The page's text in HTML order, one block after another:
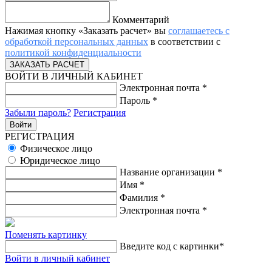
Комментарий
Нажимая кнопку «Заказать расчет» вы соглашаетесь с
обработкой персональных данных в соответствии с
политикой конфиденциальности
ВОЙТИ В ЛИЧНЫЙ КАБИНЕТ
Электронная почта *
Пароль *
Забыли пароль? Регистрация
РЕГИСТРАЦИЯ
Физическое лицо
Юридическое лицо
Название организации *
Имя *
Фамилия *
Электронная почта *
Поменять картинку
Введите код с картинки*
Войти в личный кабинет